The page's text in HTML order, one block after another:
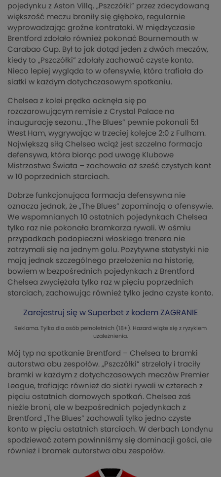
pojedynku z Aston Villą. „Pszczółki” przez zdecydowaną
większość meczu broniły się głęboko, regularnie
wyprowadzając groźne kontrataki. W międzyczasie
Brentford zdołało również pokonać Bournemouth w
Carabao Cup. Był to jak dotąd jeden z dwóch meczów,
kiedy to „Pszczółki” zdołały zachować czyste konto.
Nieco lepiej wygląda to w ofensywie, która trafiała do
siatki w każdym dotychczasowym spotkaniu.
Chelsea z kolei prędko ocknęła się po
rozczarowującym remisie z Crystal Palace na
inaugurację sezonu. „The Blues” pewnie pokonali 5:1
West Ham, wygrywając w trzeciej kolejce 2:0 z Fulham.
Największą siłą Chelsea wciąż jest szczelna formacja
defensywa, która biorąc pod uwagę Klubowe
Mistrzostwa Świata – zachowała aż sześć czystych kont
w 10 poprzednich starciach.
Dobrze funkcjonująca formacja defensywna nie
oznacza jednak, że „The Blues” zapominają o ofensywie.
We wspomnianych 10 ostatnich pojedynkach Chelsea
tylko raz nie pokonała bramkarza rywali. W ośmiu
przypadkach podopieczni włoskiego trenera nie
zatrzymali się na jednym golu. Pozytywne statystyki nie
mają jednak szczególnego przełożenia na historię,
bowiem w bezpośrednich pojedynkach z Brentford
Chelsea zwyciężała tylko raz w pięciu poprzednich
starciach, zachowując również tylko jedno czyste konto.
Zarejestruj się w Superbet z kodem ZAGRANIE
Reklama. Tylko dla osób pełnoletnich (18+). Hazard wiąże się z ryzykiem
uzależnienia.
Mój typ na spotkanie Brentford – Chelsea to bramki
autorstwa obu zespołów. „Pszczółki” strzelały i traciły
bramki w każdym z dotychczasowych meczów Premier
League, trafiając również do siatki rywali w czterech z
pięciu ostatnich domowych spotkań. Chelsea zaś
nieźle broni, ale w bezpośrednich pojedynkach z
Brentford „The Blues” zachowali tylko jedno czyste
konto w pięciu ostatnich starciach. W derbach Londynu
spodziewać zatem powinniśmy się dominacji gości, ale
również i bramek autorstwa obu zespołów.